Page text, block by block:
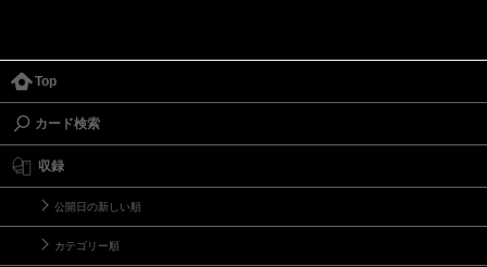
Top
カード検索
収録
公開日の新しい順
カテゴリー順